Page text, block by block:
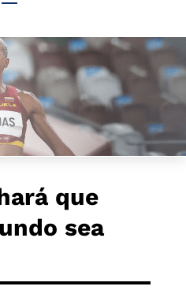
que
sea